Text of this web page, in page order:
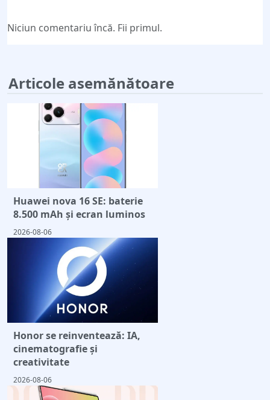
Niciun comentariu încă. Fii primul.
Articole asemănătoare
Huawei nova 16 SE: baterie
8.500 mAh și ecran luminos
2026-08-06
Honor se reinventează: IA,
cinematografie și
creativitate
2026-08-06